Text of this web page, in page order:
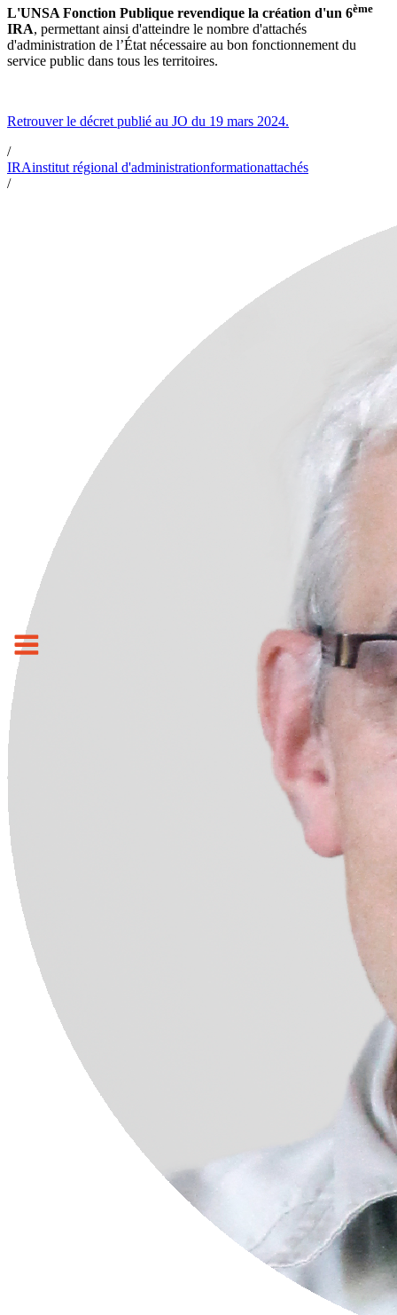
L'UNSA Fonction Publique revendique la création d'un 6ème
IRA, permettant ainsi d'atteindre le nombre d'attachés
d'administration de l’État nécessaire au bon fonctionnement du
service public dans tous les territoires.
Retrouver le décret publié au JO du 19 mars 2024.
/
IRAinstitut régional d'administrationformationattachés
/